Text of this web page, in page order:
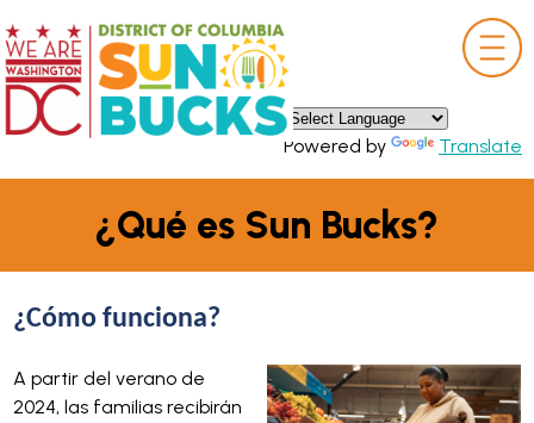
Powered by Translate
×
¿Qué es Sun Bucks?
¿Cómo funciona?
A partir del verano de
2024, las familias recibirán